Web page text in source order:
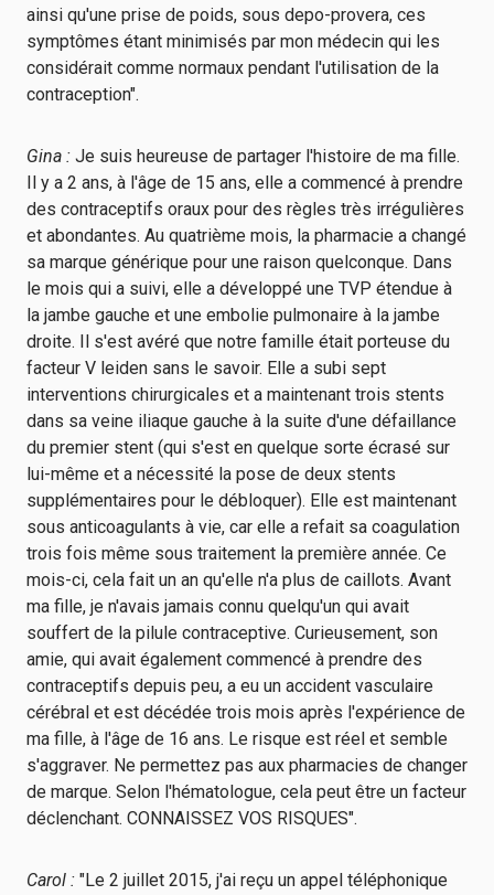
ainsi qu'une prise de poids, sous depo-provera, ces
symptômes étant minimisés par mon médecin qui les
considérait comme normaux pendant l'utilisation de la
contraception".
Gina : Je suis heureuse de partager l'histoire de ma fille.
Il y a 2 ans, à l'âge de 15 ans, elle a commencé à prendre
des contraceptifs oraux pour des règles très irrégulières
et abondantes. Au quatrième mois, la pharmacie a changé
sa marque générique pour une raison quelconque. Dans
le mois qui a suivi, elle a développé une TVP étendue à
la jambe gauche et une embolie pulmonaire à la jambe
droite. Il s'est avéré que notre famille était porteuse du
facteur V leiden sans le savoir. Elle a subi sept
interventions chirurgicales et a maintenant trois stents
dans sa veine iliaque gauche à la suite d'une défaillance
du premier stent (qui s'est en quelque sorte écrasé sur
lui-même et a nécessité la pose de deux stents
supplémentaires pour le débloquer). Elle est maintenant
sous anticoagulants à vie, car elle a refait sa coagulation
trois fois même sous traitement la première année. Ce
mois-ci, cela fait un an qu'elle n'a plus de caillots. Avant
ma fille, je n'avais jamais connu quelqu'un qui avait
souffert de la pilule contraceptive. Curieusement, son
amie, qui avait également commencé à prendre des
contraceptifs depuis peu, a eu un accident vasculaire
cérébral et est décédée trois mois après l'expérience de
ma fille, à l'âge de 16 ans. Le risque est réel et semble
s'aggraver. Ne permettez pas aux pharmacies de changer
de marque. Selon l'hématologue, cela peut être un facteur
déclenchant. CONNAISSEZ VOS RISQUES".
Carol : "Le 2 juillet 2015, j'ai reçu un appel téléphonique